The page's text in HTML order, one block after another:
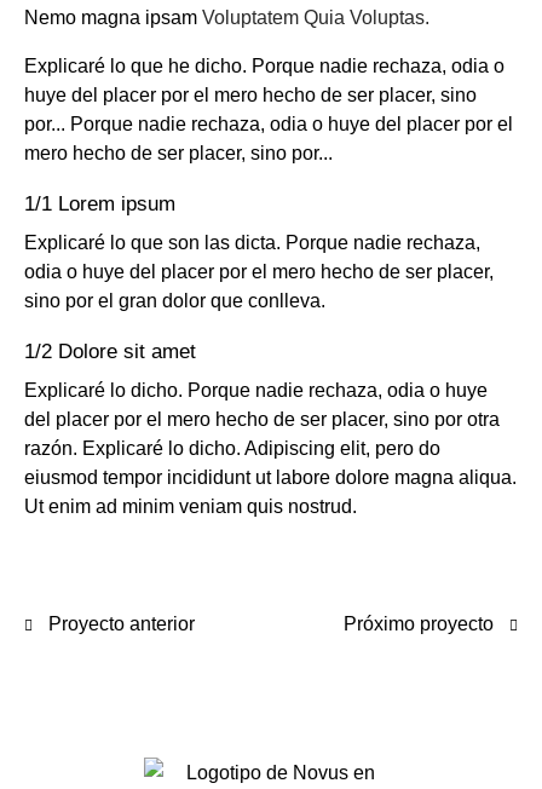
Nemo magna ipsam Voluptatem Quia Voluptas.
Explicaré lo que he dicho. Porque nadie rechaza, odia o
huye del placer por el mero hecho de ser placer, sino
por... Porque nadie rechaza, odia o huye del placer por el
mero hecho de ser placer, sino por...
1/1 Lorem ipsum
Explicaré lo que son las dicta. Porque nadie rechaza,
odia o huye del placer por el mero hecho de ser placer,
sino por el gran dolor que conlleva.
1/2 Dolore sit amet
Explicaré lo dicho. Porque nadie rechaza, odia o huye
del placer por el mero hecho de ser placer, sino por otra
razón. Explicaré lo dicho. Adipiscing elit, pero do
eiusmod tempor incididunt ut labore dolore magna aliqua.
Ut enim ad minim veniam quis nostrud.
Proyecto anterior Próximo proyecto